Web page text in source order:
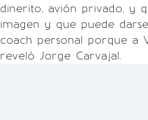
dinerito, avión privado, y
imagen y que puede
coach personal porque a
reveló Jorge Carvajal.